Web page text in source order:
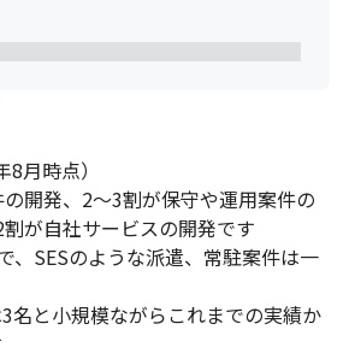
月時点）
の開発、2～3割が保守や運用案件の
が自社サービスの開発です
、SESのような派遣、常駐案件は一
名と小規模ながらこれまでの実績か